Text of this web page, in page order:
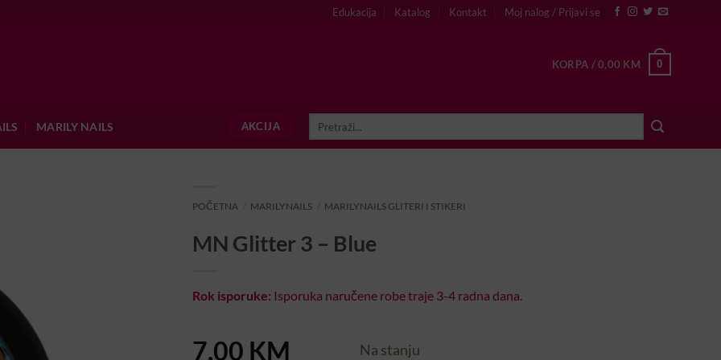
Edukacija Katalog Kontakt Moj nalog / Prijavi se
KORPA /0,00 KM 0
MARILY NAILS AKCIJA
POČETNA MARILYNAILS MARILYNAILS GLITERI I STIKERI
MN Glitter 3 – Blue
Rok isporuke: Isporuka naručene robe traje 3-4 radna dana.
7,00 KM Na stanju